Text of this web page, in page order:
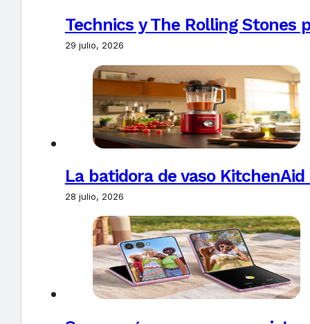
Technics y The Rolling Stones
29 julio, 2026
La batidora de vaso
28 julio, 2026